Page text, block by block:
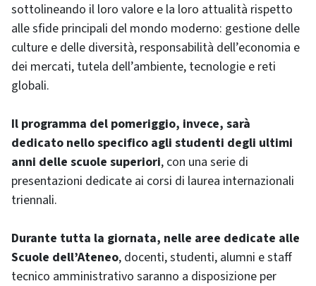
sottolineando il loro valore e la loro attualità rispetto
alle sfide principali del mondo moderno: gestione delle
culture e delle diversità, responsabilità dell’economia e
dei mercati, tutela dell’ambiente, tecnologie e reti
globali.
Il programma del pomeriggio, invece, sarà
dedicato nello specifico agli studenti degli ultimi
anni delle scuole superiori, con una serie di
presentazioni dedicate ai corsi di laurea internazionali
triennali.
Durante tutta la giornata, nelle aree dedicate alle
Scuole dell’Ateneo, docenti, studenti, alumni e staff
tecnico amministrativo saranno a disposizione per